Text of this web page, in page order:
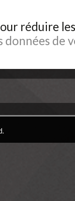
réduire
données de